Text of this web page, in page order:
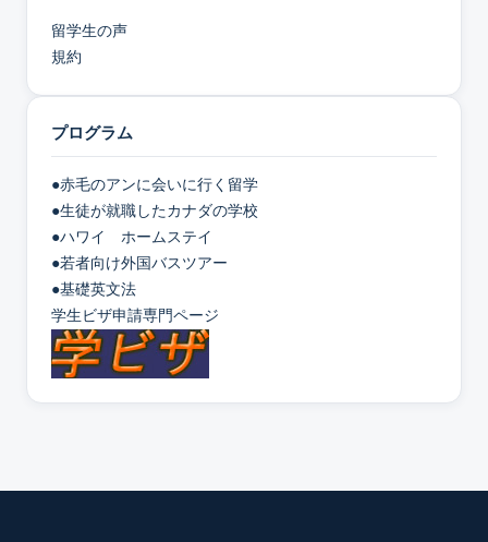
留学生の声
規約
プログラム
●赤毛のアンに会いに行く留学
●生徒が就職したカナダの学校
●ハワイ ホームステイ
●若者向け外国バスツアー
●基礎英文法
学生ビザ申請専門ページ